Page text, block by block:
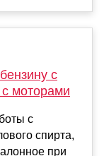
с
моторами
с
спирта,
при